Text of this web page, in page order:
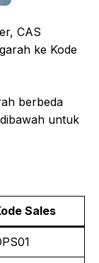
CAS
ke Kode
berbeda
untuk
Sales